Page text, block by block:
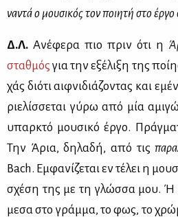
να­ντά ο μου­σι­κός τον ποι­η­τή στο έρ­γο
Δ.Λ. Aνέ­φε­ρα πιο πριν ότι η
σταθ­μός για την εξέ­λι­ξη της
χάς διό­τι αιφ­νι­διά­ζο­ντας και
ριε­λίσ­σε­ται γύ­ρω από μία
υπαρ­κτό μου­σι­κό έρ­γο.
Την Άρια, δη­λα­δή, από τις
Bach. Εμ­φα­νί­ζε­ται εν τέ­λει η
σχέ­ση της με τη γλώσ­σα μου. Ή
με­σα στο γράμ­μα, το φως, το